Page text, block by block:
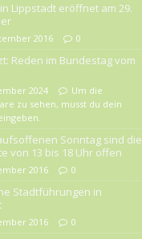
Lippstadt eröffnet am 29.
2016 0
Reden im Bundestag vom
2024
Um die
zu sehen, musst du dein
Sonntag sind die
von 13 bis 18 Uhr offen
2016 0
Stadtführungen in
2016 0